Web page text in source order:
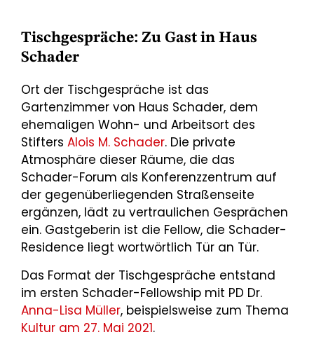
Tischgespräche: Zu Gast in Haus
Schader
Ort der Tischgespräche ist das
Gartenzimmer von Haus Schader, dem
ehemaligen Wohn- und Arbeitsort des
Stifters Alois M. Schader. Die private
Atmosphäre dieser Räume, die das
Schader-Forum als Konferenzzentrum auf
der gegenüberliegenden Straßenseite
ergänzen, lädt zu vertraulichen Gesprächen
ein. Gastgeberin ist die Fellow, die Schader-
Residence liegt wortwörtlich Tür an Tür.
Das Format der Tischgespräche entstand
im ersten Schader-Fellowship mit PD Dr.
Anna-Lisa Müller, beispielsweise zum Thema
Kultur am 27. Mai 2021.